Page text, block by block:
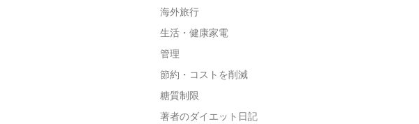
海外旅行
生活・健康家電
管理
節約・コストを削減
糖質制限
著者のダイエット日記